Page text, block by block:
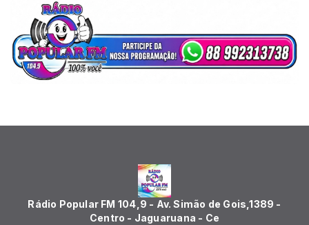
Rádio Popular FM 104,9 - Av. Simão de Gois,1389 -
Centro - Jaguaruana - Ce